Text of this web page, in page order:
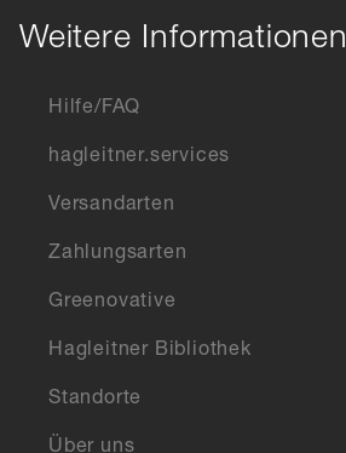
Weitere Informationen
Hilfe/FAQ
hagleitner.services
Versandarten
Zahlungsarten
Greenovative
Hagleitner Bibliothek
Standorte
Über uns